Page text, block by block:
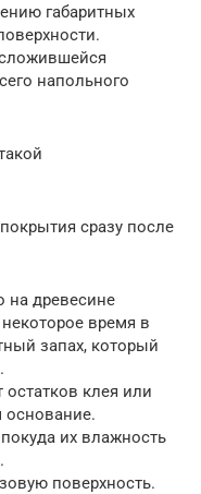
габаритных
напольного
сразу после
на древесине
время в
запах, который
клея или
основание.
их влажность
поверхность.